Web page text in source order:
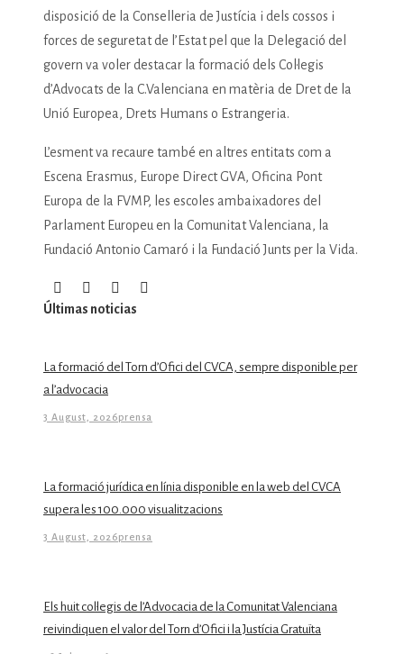
disposició de la Conselleria de Justícia i dels cossos i
forces de seguretat de l’Estat pel que la Delegació del
govern va voler destacar la formació dels Col·legis
d’Advocats de la C.Valenciana en matèria de Dret de la
Unió Europea, Drets Humans o Estrangeria.
L’esment va recaure també en altres entitats com a
Escena Erasmus, Europe Direct GVA, Oficina Pont
Europa de la FVMP, les escoles ambaixadores del
Parlament Europeu en la Comunitat Valenciana, la
Fundació Antonio Camaró i la Fundació Junts per la Vida.
Últimas noticias
La formació del Torn d’Ofici del CVCA, sempre disponible per
a l’advocacia
3 August, 2026prensa
La formació jurídica en línia disponible en la web del CVCA
supera les 100.000 visualitzacions
3 August, 2026prensa
Els huit col·legis de l’Advocacia de la Comunitat Valenciana
reivindiquen el valor del Torn d’Ofici i la Justícia Gratuïta